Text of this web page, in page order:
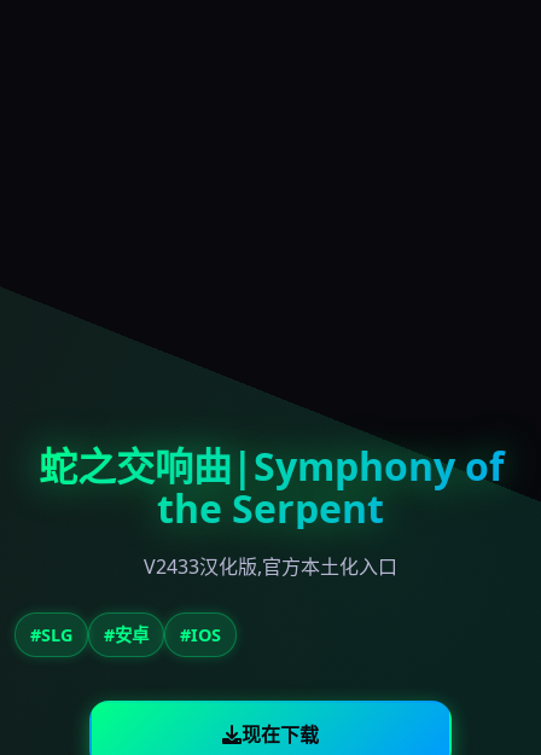
蛇之交响曲|Symphony of
the Serpent
V2433汉化版,官方本土化入口
#SLG #安卓 #IOS
现在下载